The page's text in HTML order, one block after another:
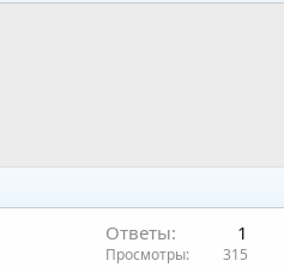
Ответы 1
Просмотры 315